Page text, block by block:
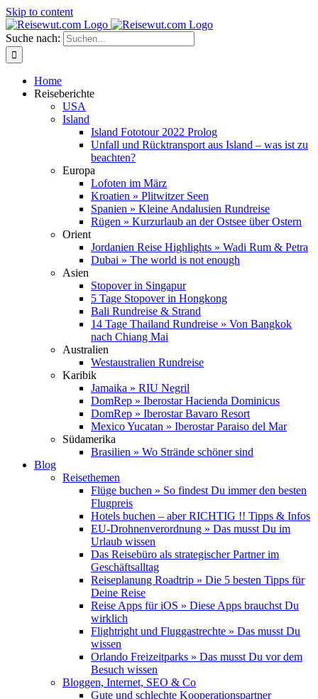
Skip to content
Suche nach:
Home
Reiseberichte
USA
Island
Island Fototour 2022 Prolog
Unfall und Rücktransport aus Island – was ist zu
beachten?
Europa
Lofoten im März
Kroatien » Plitwitzer Seen
Spanien » Kleine Andalusien Rundreise
Rügen » Kurzurlaub an der Ostsee über Ostern
Orient
Jordanien Reise Highlights » Wadi Rum & Petra
Dubai » The world is not enough
Asien
Stopover in Singapur
5 Tage Stopover in Hongkong
Bali Rundreise & Strand
14 Tage Thailand Rundreise » Von Bangkok
nach Chiang Mai
Australien
Westaustralien Rundreise
Karibik
Jamaika » RIU Negril
DomRep » Iberostar Hacienda Dominicus
DomRep » Iberostar Bavaro Resort
Mexico Yucatan » Iberostar Paraiso del Mar
Südamerika
Brasilien » Wo Strände schöner sind
Blog
Reisethemen
Flüge buchen » So findest Du immer den besten
Flugpreis
Hotels buchen – aber RICHTIG !! Tipps & Infos
EU-Drohnenverordnung » Das musst Du im
Urlaub wissen
Das Reisebüro als strategischer Partner im
Geschäftsalltag
Reiseplanung Roadtrip » Die 5 besten Tipps für
Deine Reise
Reise Apps für iOS » Diese Apps brauchst Du
wirklich
Flightright und Fluggastrechte » Das musst Du
wissen
Orlando Freizeitparks » Das musst Du vor dem
Besuch wissen
Bloggen, Internet, SEO & Co
Gute und schlechte Kooperationspartner